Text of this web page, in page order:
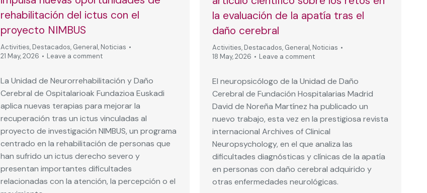
rehabilitación del ictus con el
proyecto NIMBUS
Activities, Destacados, General, Noticias
21 May, 2026
Leave a comment
La Unidad de Neurorrehabilitación y Daño
Cerebral de Ospitalarioak Fundazioa Euskadi
aplica nuevas terapias para mejorar la
recuperación tras un ictus vinculadas al
proyecto de investigación NIMBUS, un programa
centrado en la rehabilitación de personas que
han sufrido un ictus derecho severo y
presentan importantes dificultades
relacionadas con la atención, la percepción o el
la evaluación de la apatía tras el
daño cerebral
Activities, Destacados, General, Noticias
18 May, 2026
Leave a comment
El neuropsicólogo de la Unidad de Daño
Cerebral de Fundación Hospitalarias Madrid
David de Noreña Martínez ha publicado un
nuevo trabajo, esta vez en la prestigiosa revista
internacional Archives of Clinical
Neuropsychology, en el que analiza las
dificultades diagnósticas y clínicas de la apatía
en personas con daño cerebral adquirido y
otras enfermedades neurológicas.